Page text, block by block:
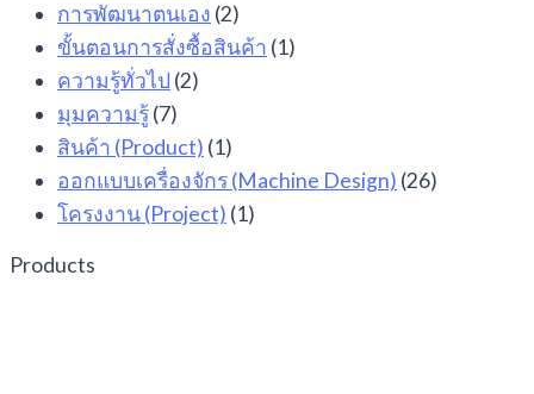
การพัฒนาตนเอง (2)
ขั้นตอนการสั่งซื้อสินค้า (1)
ความรู้ทั่วไป (2)
มุมความรู้(7)
สินค้า (Product) (1)
ออกแบบเครื่องจักร (Machine Design) (26)
โครงงาน (Project) (1)
Products